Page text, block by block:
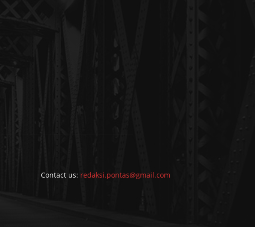
Contact us: redaksi.pontas@gmail.com